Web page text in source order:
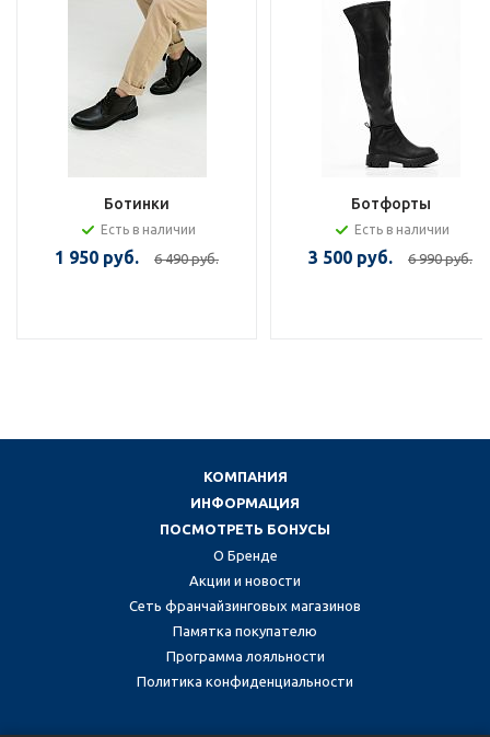
Ботинки
Есть в наличии
1 950 руб. 6 490 руб.
Ботфорты
Есть в наличии
3 500 руб. 6 990 руб.
КОМПАНИЯ
ИНФОРМАЦИЯ
ПОСМОТРЕТЬ БОНУСЫ
О Бренде
Акции и новости
Сеть франчайзинговых магазинов
Памятка покупателю
Программа лояльности
Политика конфиденциальности